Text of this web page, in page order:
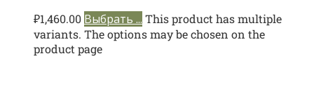
₽1,460.00 Выбрать ... This product has multiple
variants. The options may be chosen on the
product page